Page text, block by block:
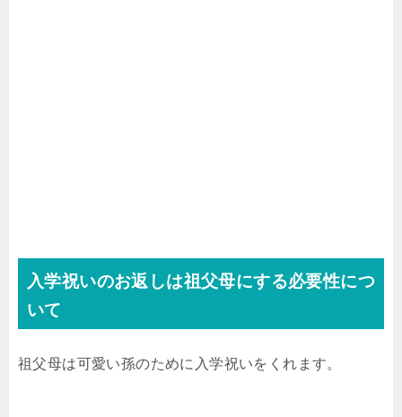
入学祝いのお返しは祖父母にする必要性につ
いて
祖父母は可愛い孫のために入学祝いをくれます。